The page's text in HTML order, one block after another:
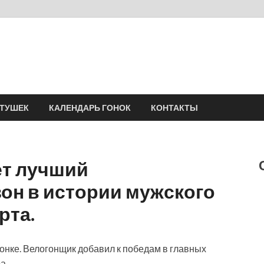
КАЛЕНДАРЬ ГОНОК КОНТАКТЫ
лучший
в истории мужского
Велогонщик добавил к победам в главных